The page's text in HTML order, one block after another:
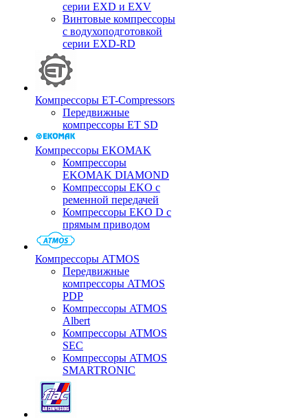
серии EXD и EXV
Винтовые компрессоры
с водухоподготовкой
серии EXD-RD
Компрессоры ET-Compressors
Передвижные
компрессоры ET SD
Компрессоры EKOMAK
Компрессоры
EKOMAK DIAMOND
Компрессоры EKO c
ременной передачей
Компрессоры EKO D с
прямым приводом
Компрессоры ATMOS
Передвижные
компрессоры ATMOS
PDP
Компрессоры ATMOS
Albert
Компрессоры ATMOS
SEC
Компрессоры ATMOS
SMARTRONIC